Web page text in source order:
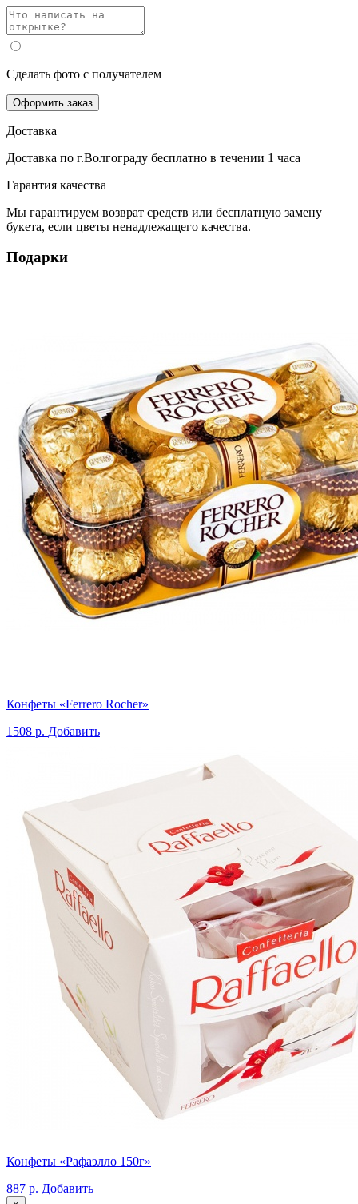
Сделать фото с получателем
Оформить заказ
Доставка
Доставка по г.Волгограду бесплатно в течении 1 часа
Гарантия качества
Мы гарантируем возврат средств или бесплатную замену
букета, если цветы ненадлежащего качества.
Подарки
Конфеты «Ferrero Rocher»
1508 р. Добавить
Конфеты «Рафаэлло 150г»
887 р. Добавить